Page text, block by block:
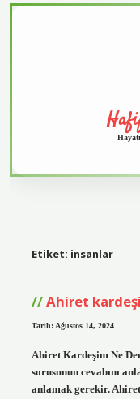
Etiket: insanlar
Ahiret
Tarih: Ağustos 14, 2024
Ahiret Kardeşim Ne
sorusunun cevabını
anlamak gerekir.